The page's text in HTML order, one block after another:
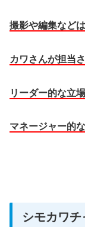
撮影や編集などは
カワさんが担当
リーダー的な立
マネージャー的
シモカワチ